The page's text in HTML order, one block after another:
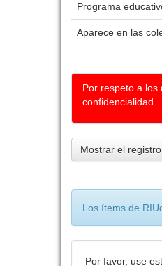
Programa
Aparece en las
Por respeto a los
confidencialidad
Mostrar el
Los ítems de
Por favor, use